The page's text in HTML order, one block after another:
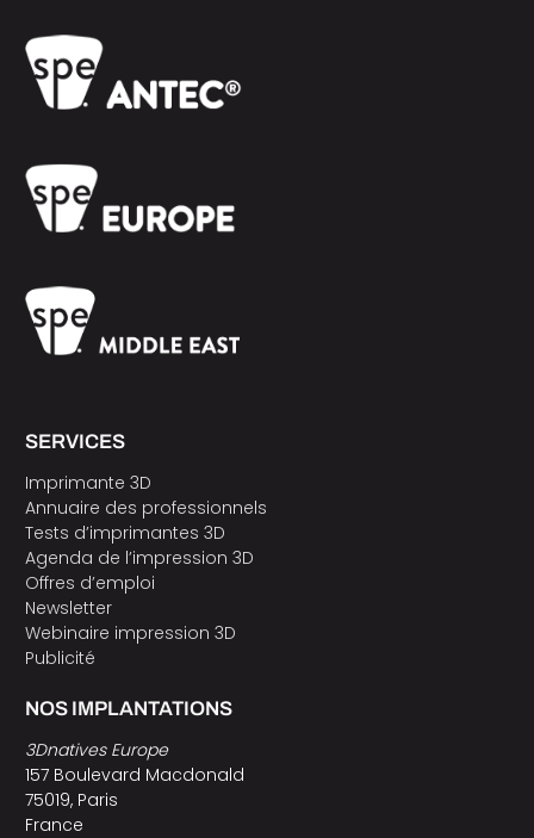
SERVICES
Imprimante 3D
Annuaire des professionnels
Tests d’imprimantes 3D
Agenda de l’impression 3D
Offres d’emploi
Newsletter
Webinaire impression 3D
Publicité
NOS IMPLANTATIONS
3Dnatives Europe
157 Boulevard Macdonald
75019, Paris
France